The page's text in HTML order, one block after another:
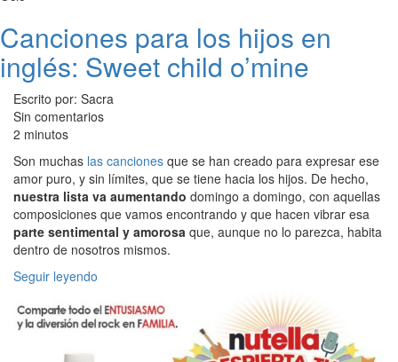
Canciones para los hijos en
inglés: Sweet child o’mine
Escrito por: Sacra
Sin comentarios
2 minutos
Son muchas las canciones que se han creado para expresar ese
amor puro, y sin límites, que se tiene hacia los hijos. De hecho,
nuestra lista va aumentando domingo a domingo, con aquellas
composiciones que vamos encontrando y que hacen vibrar esa
parte sentimental y amorosa que, aunque no lo parezca, habita
dentro de nosotros mismos.
Seguir leyendo